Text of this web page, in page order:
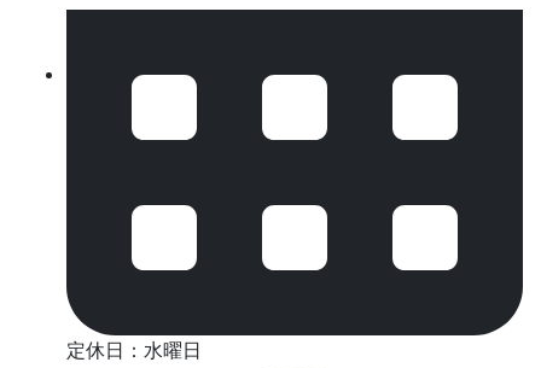
定休日：水曜日